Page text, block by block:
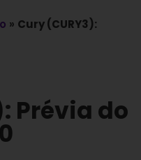
» Cury (CURY3):
Prévia do